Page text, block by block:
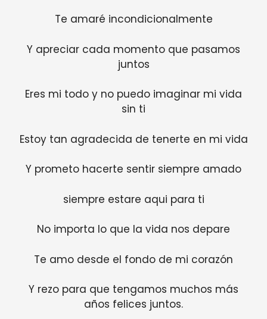
Te amaré incondicionalmente
Y apreciar cada momento que pasamos
juntos
Eres mi todo y no puedo imaginar mi vida
sin ti
Estoy tan agradecida de tenerte en mi vida
Y prometo hacerte sentir siempre amado
siempre estare aqui para ti
No importa lo que la vida nos depare
Te amo desde el fondo de mi corazón
Y rezo para que tengamos muchos más
años felices juntos.